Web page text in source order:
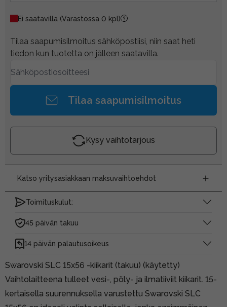
Ei saatavilla (Varastossa 0 kpl)
Tilaa saapumisilmoitus sähköpostiisi, niin saat heti
tiedon kun tuotetta on jälleen saatavilla.
Tilaa saapumisilmoitus
Kysy vaihtotarjous
Katso yritysasiakkaan maksuvaihtoehdot
Toimituskulut:
45 päivän takuu
14 päivän palautusoikeus
Swarovski SLC 15x56 -kiikarit (takuu) (käytetty)
Vaihtolaitteena tulleet vesi-, pöly- ja ilmatiiviit kiikarit. 15-
kertaisella suurennuksella varustettu Swarovski SLC